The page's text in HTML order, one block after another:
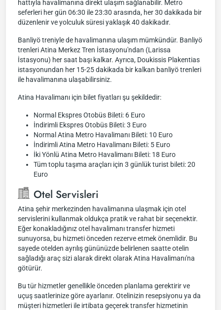
hattıyla havalimanına direkt ulaşım sağlanabilir. Metro
seferleri her gün 06:30 ile 23:30 arasında, her 30 dakikada bir
düzenlenir ve yolculuk süresi yaklaşık 40 dakikadır.
Banliyö treniyle de havalimanına ulaşım mümkündür. Banliyö
trenleri Atina Merkez Tren İstasyonu'ndan (Larissa
İstasyonu) her saat başı kalkar. Ayrıca, Doukissis Plakentias
istasyonundan her 15-25 dakikada bir kalkan banliyö trenleri
ile havalimanına ulaşabilirsiniz.
Atina Havalimanı için bilet fiyatları şu şekildedir:
Normal Ekspres Otobüs Bileti: 6 Euro
İndirimli Ekspres Otobüs Bileti: 3 Euro
Normal Atina Metro Havalimanı Bileti: 10 Euro
İndirimli Atina Metro Havalimanı Bileti: 5 Euro
İki Yönlü Atina Metro Havalimanı Bileti: 18 Euro
Tüm toplu taşıma araçları için 3 günlük turist bileti: 20
Euro
Otel Servisleri
Atina şehir merkezinden havalimanına ulaşmak için otel
servislerini kullanmak oldukça pratik ve rahat bir seçenektir.
Eğer konakladığınız otel havalimanı transfer hizmeti
sunuyorsa, bu hizmeti önceden rezerve etmek önemlidir. Bu
sayede otelden ayrılış gününüzde belirlenen saatte otelin
sağladığı araç sizi alarak direkt olarak Atina Havalimanı'na
götürür.
Bu tür hizmetler genellikle önceden planlama gerektirir ve
uçuş saatlerinize göre ayarlanır. Otelinizin resepsiyonu ya da
müşteri hizmetleri ile irtibata geçerek transfer hizmetinin